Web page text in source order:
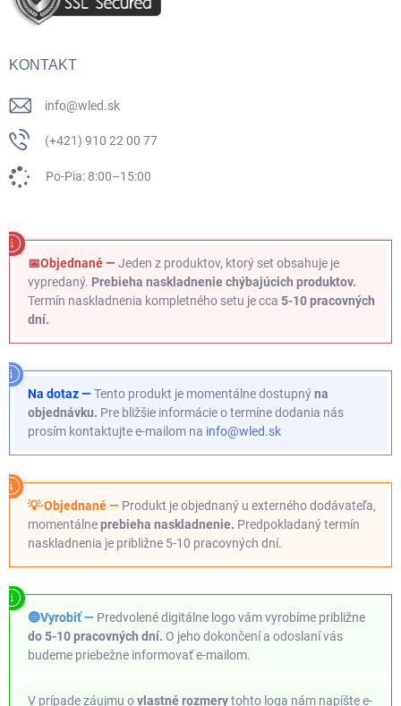
KONTAKT
info@wled.sk
(+421) 910 22 00 77
Po-Pia: 8:00–15:00
📅Objednané —Jeden z produktov, ktorý set obsahuje je
vypredaný. Prebieha naskladnenie chýbajúcich produktov.
Termín naskladnenia kompletného setu je cca 5-10 pracovných
dní.
Na dotaz —Tento produkt je momentálne dostupnýna
objednávku. Pre bližšie informácie o termíne dodania nás
prosím kontaktujte e-mailom na info@wled.sk
💡·Objednané — Produkt je objednaný u externého dodávateľa,
momentálneprebieha naskladnenie. Predpokladaný termín
naskladnenia je približne 5-10 pracovných dní.
🔵Vyrobiť — Predvolené digitálne logo vám vyrobíme približne
do 5-10 pracovných dní. O jeho dokončení a odoslaní vás
budeme priebežne informovať e-mailom.
V prípade záujmu ovlastné rozmerytohto loga nám napíšte e-